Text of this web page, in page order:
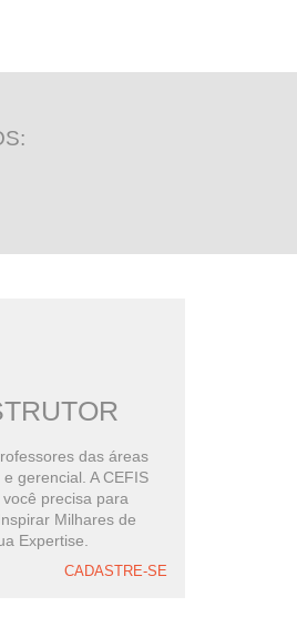
das áreas
gerencial. A CEFIS
precisa para
Milhares de
Expertise.
CADASTRE-SE